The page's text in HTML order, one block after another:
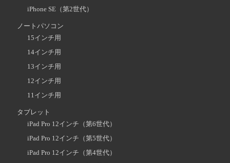
iPhone SE（第2世代）
ノートパソコン
15インチ用
14インチ用
13インチ用
12インチ用
11インチ用
タブレット
iPad Pro 12インチ（第6世代）
iPad Pro 12インチ（第5世代）
iPad Pro 12インチ（第4世代）